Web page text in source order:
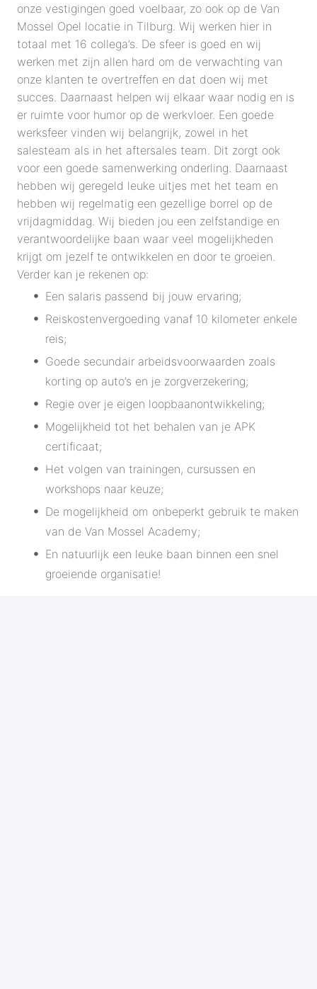
onze vestigingen goed voelbaar, zo ook op de Van
Mossel Opel locatie in Tilburg. Wij werken hier in
totaal met 16 collega’s. De sfeer is goed en wij
werken met zijn allen hard om de verwachting van
onze klanten te overtreffen en dat doen wij met
succes. Daarnaast helpen wij elkaar waar nodig en is
er ruimte voor humor op de werkvloer. Een goede
werksfeer vinden wij belangrijk, zowel in het
salesteam als in het aftersales team. Dit zorgt ook
voor een goede samenwerking onderling. Daarnaast
hebben wij geregeld leuke uitjes met het team en
hebben wij regelmatig een gezellige borrel op de
vrijdagmiddag. Wij bieden jou een zelfstandige en
verantwoordelijke baan waar veel mogelijkheden
krijgt om jezelf te ontwikkelen en door te groeien.
Verder kan je rekenen op:
Een salaris passend bij jouw ervaring;
Reiskostenvergoeding vanaf 10 kilometer enkele
reis;
Goede secundair arbeidsvoorwaarden zoals
korting op auto’s en je zorgverzekering;
Regie over je eigen loopbaanontwikkeling;
Mogelijkheid tot het behalen van je APK
certificaat;
Het volgen van trainingen, cursussen en
workshops naar keuze;
De mogelijkheid om onbeperkt gebruik te maken
van de Van Mossel Academy;
En natuurlijk een leuke baan binnen een snel
groeiende organisatie!